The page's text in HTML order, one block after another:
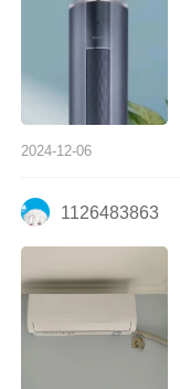
2024-12-06
1126483863